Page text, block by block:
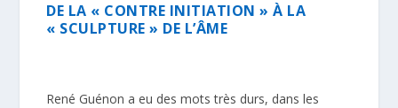
DE LA « CONTRE INITIATION » À LA
« SCULPTURE » DE L’ÂME
René Guénon a eu des mots très durs, dans les